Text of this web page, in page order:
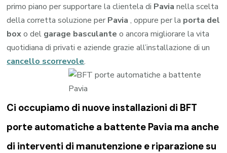
primo piano per supportare la clientela di Pavia nella scelta
della corretta soluzione per Pavia , oppure per la porta del
boxo del garage basculante o ancora migliorare la vita
quotidiana di privati e aziende grazie all’installazione di un
cancello scorrevole.
Ci occupiamo di nuove installazioni di BFT
porte automatiche a battente Pavia ma anche
di interventi di manutenzione e riparazione su